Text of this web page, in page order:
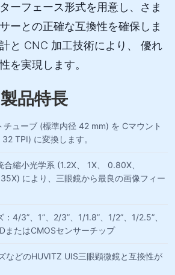
ーフェース形式を用意し、さま
ーとの正確な互換性を確保しま
と CNC 加工技術により、 優れ
を実現します。
品特長
チューブ (標準内径 42 mm) を Cマウント
TPI) に変換します。
合縮小光学系 (1.2X、 1X、 0.80X、
により、三眼鏡から最良の画像フィー
4/3”、1”、2/3”、1/1.8”、1/2”、1/2.5”、
またはCMOSセンサーチップ
などのHUVITZ UIS三眼顕微鏡と互換性が